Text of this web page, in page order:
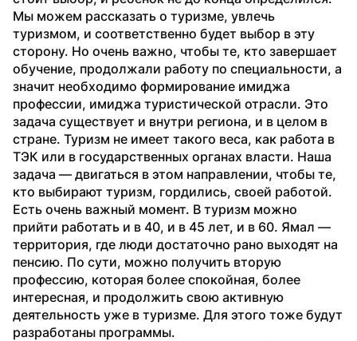
Мы можем рассказать о туризме, увлечь
туризмом, и соответственно будет выбор в эту
сторону. Но очень важно, чтобы те, кто завершает
обучение, продолжали работу по специальности, а
значит необходимо формирование имиджа
профессии, имиджа туристической отрасли. Это
задача существует и внутри региона, и в целом в
стране. Туризм не имеет такого веса, как работа в
ТЭК или в государственных органах власти. Наша
задача — двигаться в этом направлении, чтобы те,
кто выбирают туризм, гордились, своей работой.
Есть очень важный момент. В туризм можно
прийти работать и в 40, и в 45 лет, и в 60. Ямал —
территория, где люди достаточно рано выходят на
пенсию. По сути, можно получить вторую
профессию, которая более спокойная, более
интересная, и продолжить свою активную
деятельность уже в туризме. Для этого тоже будут
разработаны программы.